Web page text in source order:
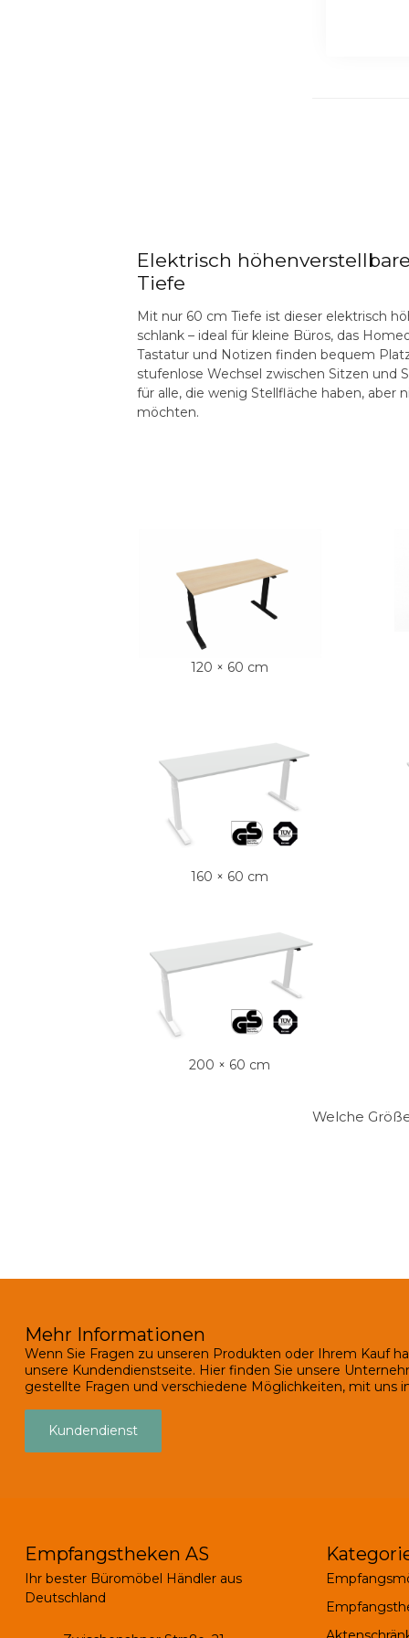
Elektrisch
Tiefe
Mit nur 60 cm Tiefe ist dieser elektrisch
schlank – ideal für kleine Büros, das
Tastatur und Notizen finden bequem
stufenlose Wechsel zwischen Sitzen und
für alle, die wenig Stellfläche haben, aber
möchten.
120 × 60 cm
160 × 60 cm
200 × 60 cm
Welche
Mehr Informationen
Wenn Sie Fragen zu unseren Produkten oder Ihrem Kauf
unsere Kundendienstseite. Hier finden Sie unsere
gestellte Fragen und verschiedene Möglichkeiten, mit uns
Kundendienst
Empfangstheken AS
Ihr bester Büromöbel Händler aus
Deutschland